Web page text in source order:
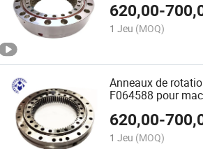
620,00-
1 Jeu (MOQ)
Anneaux de
F064588 pour
620,00-
1 Jeu (MOQ)